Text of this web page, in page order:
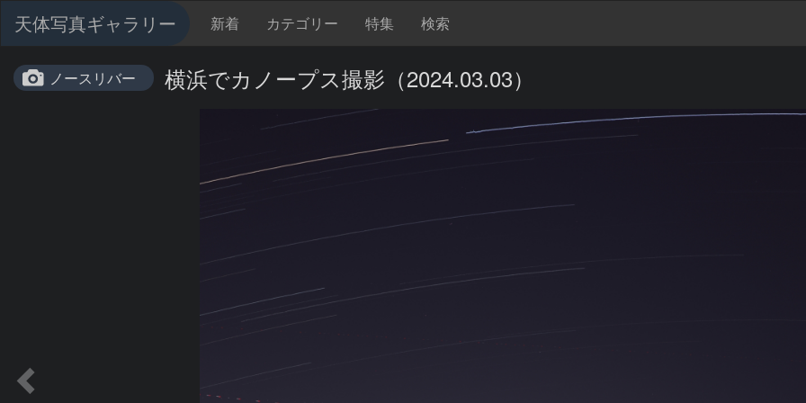
天体写真ギャラリー 新着 カテゴリー 特集 検索
ノースリバー 横浜でカノープス撮影（2024.03.03）